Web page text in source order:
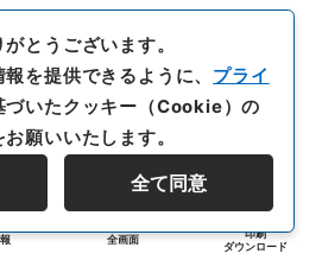
全画面
印刷
ダウンロード
とうございます。
を提供できるように、 プライ
づいたクッキー（Cookie）の
願いいたします。
全て同意